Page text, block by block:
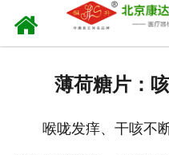
薄荷糖片：
喉咙发痒、干咳不断